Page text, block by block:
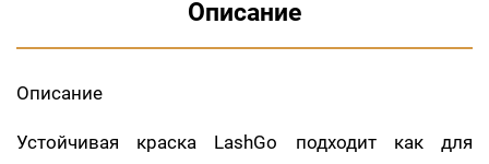
Описание
Описание
Устойчивая краска LashGo подходит как для